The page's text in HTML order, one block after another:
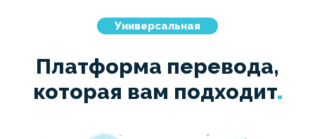
Универсальная
Платформа перевода,
которая вам подходит